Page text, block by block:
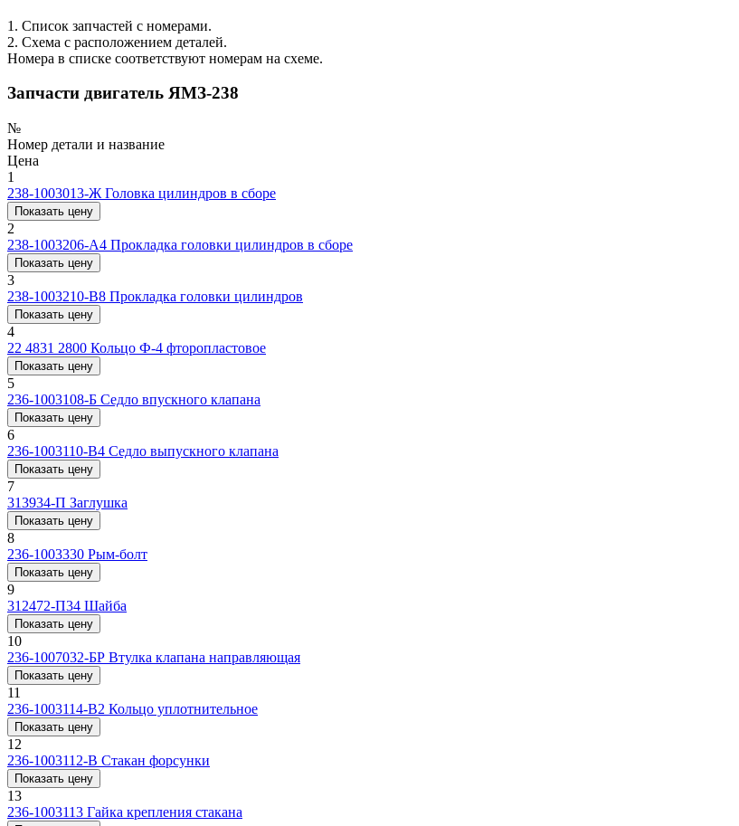
1. Список запчастей с номерами.
2. Схема с расположением деталей.
Номера в списке соответствуют номерам на схеме.
Запчасти двигатель ЯМЗ-238
№
Номер детали и название
Цена
1
238-1003013-Ж Головка цилиндров в сборе
Показать цену
2
238-1003206-А4 Прокладка головки цилиндров в сборе
Показать цену
3
238-1003210-В8 Прокладка головки цилиндров
Показать цену
4
22 4831 2800 Кольцо Ф-4 фторопластовое
Показать цену
5
236-1003108-Б Седло впускного клапана
Показать цену
6
236-1003110-В4 Седло выпускного клапана
Показать цену
7
313934-П Заглушка
Показать цену
8
236-1003330 Рым-болт
Показать цену
9
312472-П34 Шайба
Показать цену
10
236-1007032-БР Втулка клапана направляющая
Показать цену
11
236-1003114-В2 Кольцо уплотнительное
Показать цену
12
236-1003112-В Стакан форсунки
Показать цену
13
236-1003113 Гайка крепления стакана